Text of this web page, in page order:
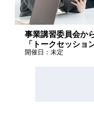
事業講習委員会か
「トークセッショ
開催日：未定